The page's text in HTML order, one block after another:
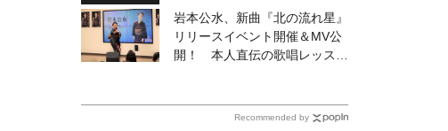
岩本公水、新曲『北の流れ星』
リリースイベント開催＆MV公
開！ 本人直伝の歌唱レッスン
Recommended by